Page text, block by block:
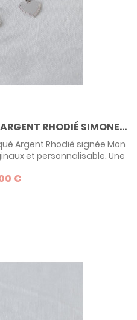
RHODIÉ SIMONE...
Argent Rhodié signée Mon
et personnalisable. Une
!
€